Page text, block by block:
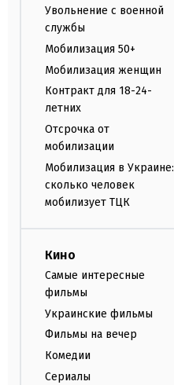
Увольнение с военной
службы
Мобилизация 50+
Мобилизация женщин
Контракт для 18-24-
летних
Отсрочка от
мобилизации
Мобилизация в Украине:
сколько человек
мобилизует ТЦК
Кино
Самые интересные
фильмы
Украинские фильмы
Фильмы на вечер
Комедии
Сериалы